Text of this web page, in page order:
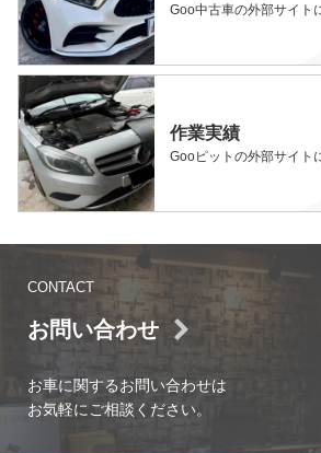
Goo中古車の外部サイト
作業実績
Gooピットの外部サイト
CONTACT
お問い合わせ
お車に関するお問い合わせは
お気軽にご相談ください。